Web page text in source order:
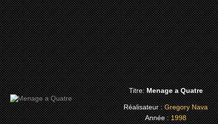
Titre:Menage a Quatre
Réalisateur :Gregory Nava
Année :1998